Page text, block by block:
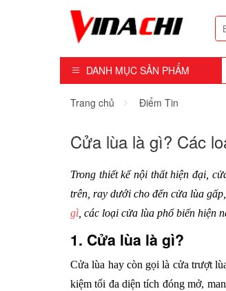
DANH MỤC SẢN PHẨM
Dụng Cụ - Công Cụ
Máy Cầm Tay
Máy Chế Biến Gỗ
Thiết bị Dùng Hơi
Vật Tư Tiêu Hao
Trang chủ Điểm Tin
Cửa lùa là gì? Các
Trong thiết kế nội thất hiện đại,
trên, ray dưới cho đến cửa lùa
gì, các loại cửa lùa phổ biến hiện
1. Cửa lùa là gì?
Cửa lùa hay còn gọi là cửa trượt
kiệm tối đa diện tích đóng mở,